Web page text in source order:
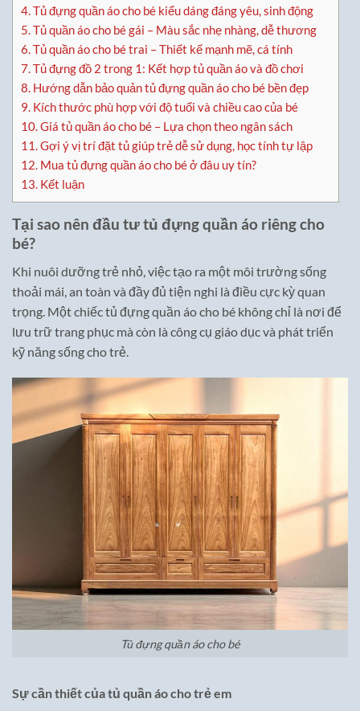
4.Tủ đựng quần áo cho bé kiểu dáng đáng yêu, sinh động
5.Tủ quần áo cho bé gái – Màu sắc nhẹ nhàng, dễ thương
6.Tủ quần áo cho bé trai – Thiết kế mạnh mẽ, cá tính
7.Tủ đựng đồ 2 trong 1: Kết hợp tủ quần áo và đồ chơi
8. Hướng dẫn bảo quản tủ đựng quần áo cho bé bền đẹp
9. Kích thước phù hợp với độ tuổi và chiều cao của bé
10.Giá tủ quần áo cho bé – Lựa chọn theo ngân sách
11.Gợi ý vị trí đặt tủ giúp trẻ dễ sử dụng, học tính tự lập
12. Mua tủ đựng quần áo cho bé ở đâu uy tín?
13. Kết luận
Tại sao nên đầu tư tủ đựng quần áo riêng cho
bé?
Khi nuôi dưỡng trẻ nhỏ, việc tạo ra một môi trường sống
thoải mái, an toàn và đầy đủ tiện nghi là điều cực kỳ quan
trọng. Một chiếc tủ đựng quần áo cho bé không chỉ là nơi để
lưu trữ trang phục mà còn là công cụ giáo dục và phát triển
kỹ năng sống cho trẻ.
Tủ đựng quần áo cho bé
Sự cần thiết của tủ quần áo cho trẻ em